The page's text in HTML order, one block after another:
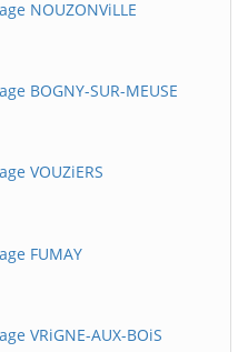
NOUZONViLLE
BOGNY-SUR-MEUSE
VOUZiERS
FUMAY
VRiGNE-AUX-BOiS